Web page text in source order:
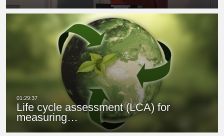
Life cycle assessment (LCA) for
measuring…